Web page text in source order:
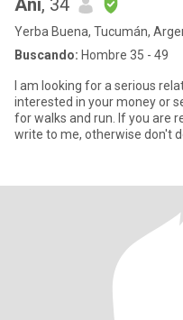
Ani, 34
Yerba Buena, Tucumán,
Buscando: Hombre 35 - 49
I am looking for a serious
interested in your money or
for walks and run. If you are
write to me, otherwise don't